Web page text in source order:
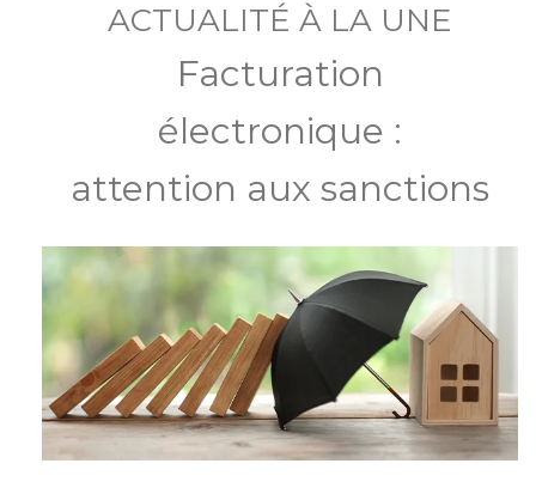
ACTUALITÉ À LA UNE
Facturation
électronique :
attention aux sanctions